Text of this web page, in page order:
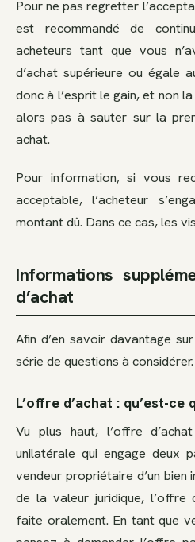
Pour ne pas regretter
est recommandé de
acheteurs tant que vous
d’achat supérieure ou égale
donc à l’esprit le gain, et non
alors pas à sauter sur la
achat.
Pour information, si vous
acceptable, l’acheteur
montant dû. Dans ce cas, les
Informations
d’achat
Afin d’en savoir davantage
série de questions à considérer.
L’offre d’achat : qu’est-ce
Vu plus haut, l’offre
unilatérale qui engage deux
vendeur propriétaire d’un bien
de la valeur juridique, l’offre
faite oralement. En tant que